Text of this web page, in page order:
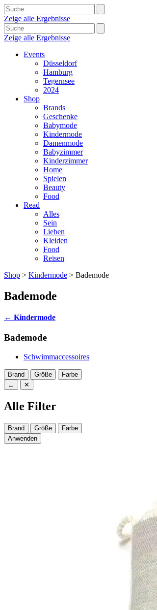
Zeige alle Ergebnisse
Zeige alle Ergebnisse
Events
Düsseldorf
Hamburg
Tegernsee
2024
Shop
Brands
Geschenke
Babymode
Kindermode
Damenmode
Babyzimmer
Kinderzimmer
Home
Spielen
Beauty
Food
Read
Alles
Sein
Lieben
Kleiden
Food
Reisen
Shop > Kindermode > Bademode
Bademode
← Kindermode
Bademode
Schwimmaccessoires
Brand Größe
Farbe
←
✕
Alle Filter
Brand Größe
Farbe
Anwenden